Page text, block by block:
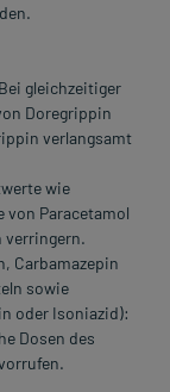
gleichzeitiger
Doregrippin
verlangsamt
wie
von Paracetamol
verringern.
Carbamazepin
sowie
oder Isoniazid):
Dosen des